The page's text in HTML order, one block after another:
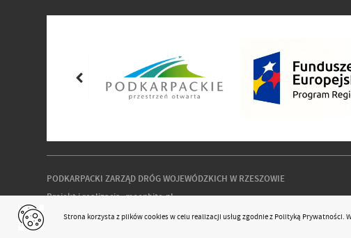
PODKARPACKI ZARZĄD DRÓG WOJEWÓDZKICH W RZESZOWIE
Projekt i realizacja:moonbite.pl
responsivevoice.org
Strona korzysta z plikówcookiesw celu realizacji usług zgodnie z Polityką Prywatności.